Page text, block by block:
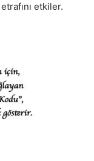
etkiler.